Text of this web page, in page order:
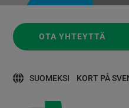
SUOMEKSI KORT PÅ
OTA YHTEYTTÄ